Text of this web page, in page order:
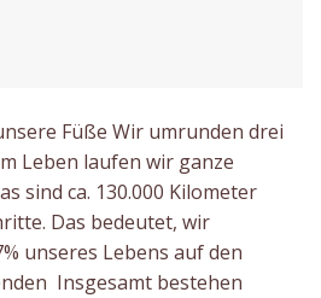
Füße Wir umrunden drei
Leben laufen wir ganze
sind ca. 130.000 Kilometer
Das bedeutet, wir
unseres Lebens auf den
Insgesamt bestehen